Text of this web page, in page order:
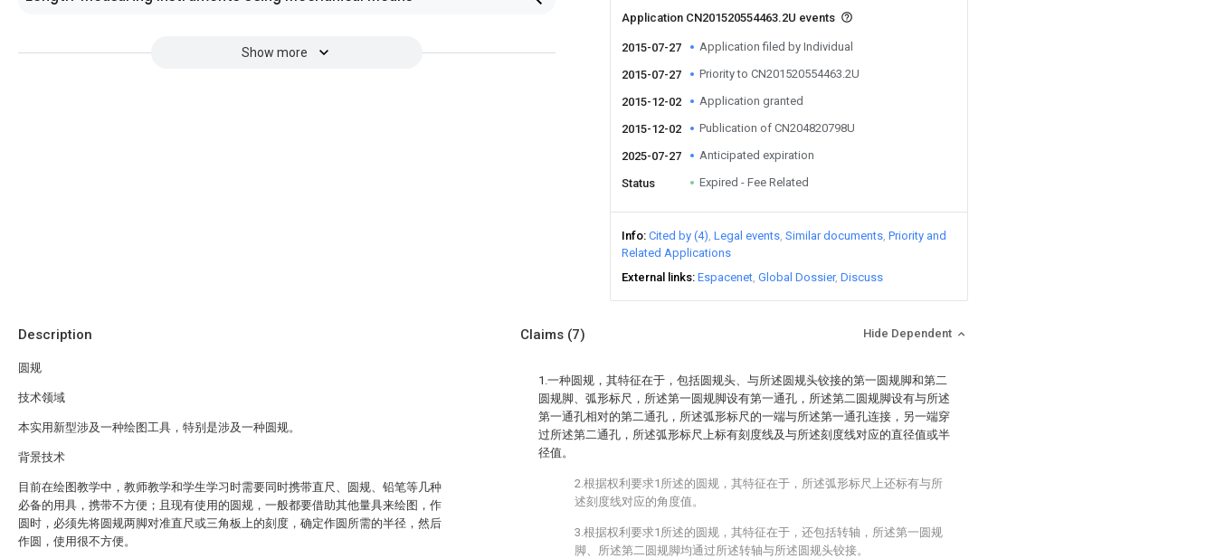
Show more
Application CN201520554463.2U events
2015-07-27 Application filed by Individual
2015-07-27 Priority to CN201520554463.2U
2015-12-02 Application granted
2015-12-02 Publication of CN204820798U
2025-07-27 Anticipated expiration
Status Expired - Fee Related
Info Cited by (4) Legal events Similar documents Priority and
Related Applications
External links Espacenet Global Dossier Discuss
Description
圆规
技术领域
本实用新型涉及一种绘图工具，特别是涉及一种圆规。
背景技术
目前在绘图教学中，教师教学和学生学习时需要同时携带直尺、圆规、铅笔等几种
必备的用具，携带不方便；且现有使用的圆规，一般都要借助其他量具来绘图，作
圆时，必须先将圆规两脚对准直尺或三角板上的刻度，确定作圆所需的半径，然后
作圆，使用很不方便。
Claims (7) Hide Dependent
1.一种圆规，其特征在于，包括圆规头、与所述圆规头铰接的第一圆规脚和第二
圆规脚、弧形标尺，所述第一圆规脚设有第一通孔，所述第二圆规脚设有与所述
第一通孔相对的第二通孔，所述弧形标尺的一端与所述第一通孔连接，另一端穿
过所述第二通孔，所述弧形标尺上标有刻度线及与所述刻度线对应的直径值或半
径值。
2.根据权利要求1所述的圆规，其特征在于，所述弧形标尺上还标有与所
述刻度线对应的角度值。
3.根据权利要求1所述的圆规，其特征在于，还包括转轴，所述第一圆规
脚、所述第二圆规脚均通过所述转轴与所述圆规头铰接。